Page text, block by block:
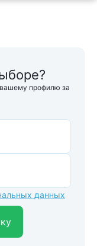
профилю за
данных